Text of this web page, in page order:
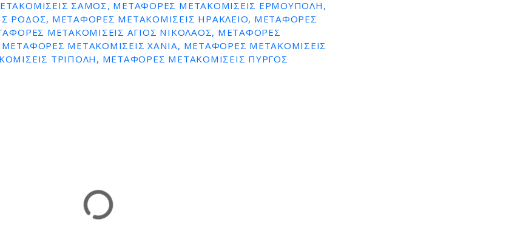
ΣΑΜΟΣ, ΜΕΤΑΦΟΡΕΣ ΜΕΤΑΚΟΜΙΣΕΙΣ ΕΡΜΟΥΠΟΛΗ,
ΡΟΔΟΣ, ΜΕΤΑΦΟΡΕΣ ΜΕΤΑΚΟΜΙΣΕΙΣ ΗΡΑΚΛΕΙΟ, ΜΕΤΑΦΟΡΕΣ
ΜΕΤΑΚΟΜΙΣΕΙΣ ΑΓΙΟΣ ΝΙΚΟΛΑΟΣ, ΜΕΤΑΦΟΡΕΣ
ΜΕΤΑΚΟΜΙΣΕΙΣ ΧΑΝΙΑ, ΜΕΤΑΦΟΡΕΣ ΜΕΤΑΚΟΜΙΣΕΙΣ
ΤΡΙΠΟΛΗ, ΜΕΤΑΦΟΡΕΣ ΜΕΤΑΚΟΜΙΣΕΙΣ ΠΥΡΓΟΣ